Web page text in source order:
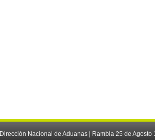
Dirección Nacional de Aduanas | Rambla 25 de